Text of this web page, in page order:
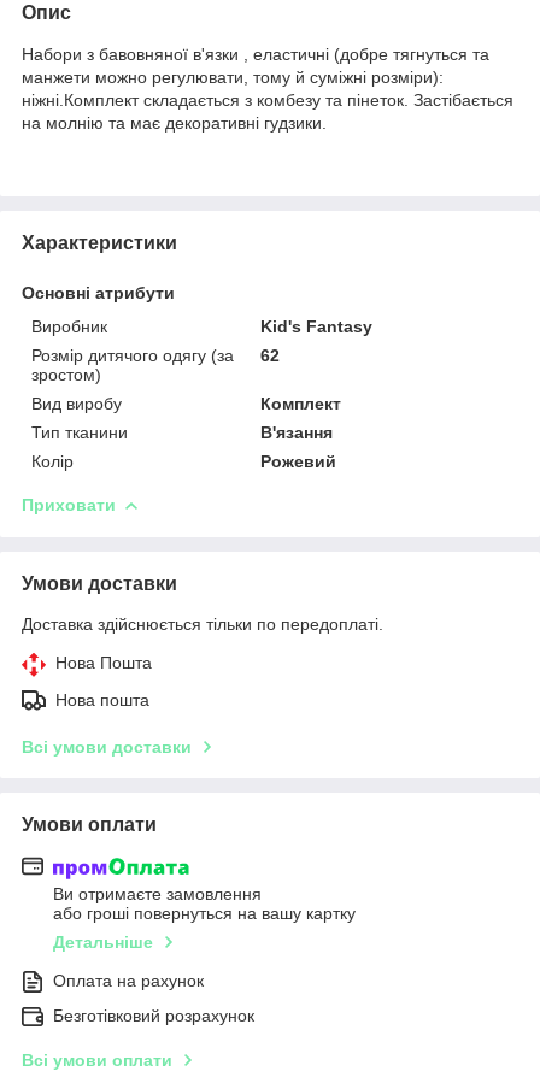
Опис
Набори з бавовняної в'язки , еластичні (добре тягнуться та
манжети можно регулювати, тому й суміжні розміри):
ніжні.Комплект складається з комбезу та пінеток. Застібається
на молнію та має декоративні гудзики.
Характеристики
Основні атрибути
Виробник
Kid's Fantasy
Розмір дитячого одягу (за
зростом)
62
Вид виробу
Комплект
Тип тканини
В'язання
Колір
Рожевий
Приховати
Умови доставки
Доставка здійснюється тільки по передоплаті.
Нова Пошта
Нова пошта
Всі умови доставки
Умови оплати
Ви отримаєте замовлення
або гроші повернуться на вашу картку
Детальніше
Оплата на рахунок
Безготівковий розрахунок
Всі умови оплати